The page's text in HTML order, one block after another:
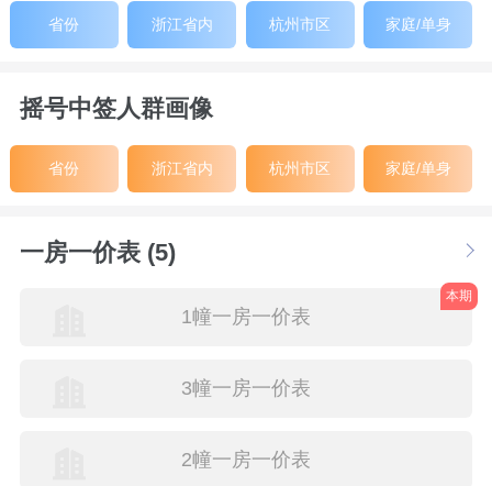
省份 浙江省内 杭州市区 家庭/单身
摇号中签人群画像
省份 浙江省内 杭州市区 家庭/单身
一房一价表 (5)
1幢一房一价表
本期
3幢一房一价表
2幢一房一价表